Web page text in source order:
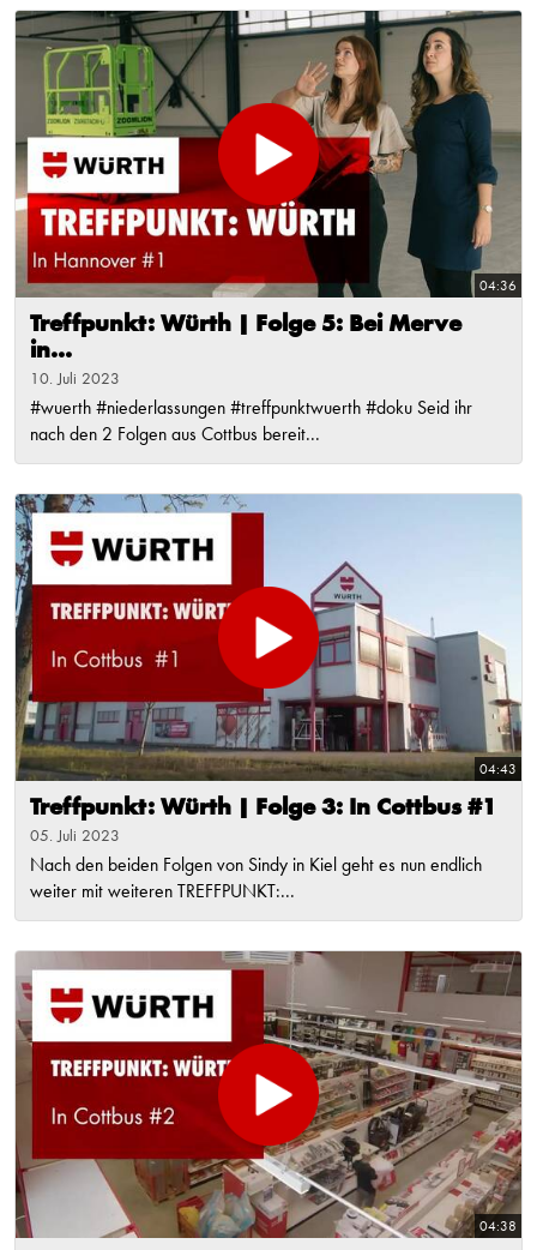
04:36
Treffpunkt: Würth | Folge 5: Bei Merve
in...
10. Juli 2023
#wuerth #niederlassungen #treffpunktwuerth #doku Seid ihr
nach den 2 Folgen aus Cottbus bereit...
04:43
Treffpunkt: Würth | Folge 3: In Cottbus #1
05. Juli 2023
Nach den beiden Folgen von Sindy in Kiel geht es nun endlich
weiter mit weiteren TREFFPUNKT:...
04:38